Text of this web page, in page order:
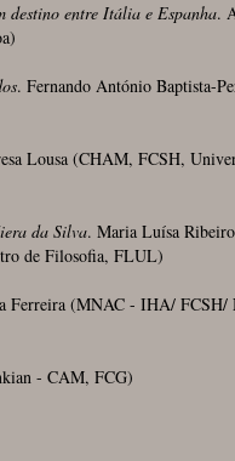
destino entre Itália e Espanha.
. Fernando António Baptista-
Lousa (CHAM, FCSH,
da Silva. Maria Luísa
de Filosofia, FLUL)
Ferreira (MNAC - IHA/ FCSH/
- CAM, FCG)